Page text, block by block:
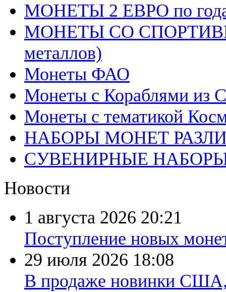
МОНЕТЫ 2 ЕВРО по
МОНЕТЫ СО
металлов)
Монеты ФАО
Монеты с Кораблями из
Монеты с тематикой
НАБОРЫ МОНЕТ
СУВЕНИРНЫЕ
Новости
1 августа 2026 20:21
Поступление новых
29 июля 2026 18:08
В продаже новинки